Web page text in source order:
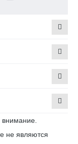
не являются